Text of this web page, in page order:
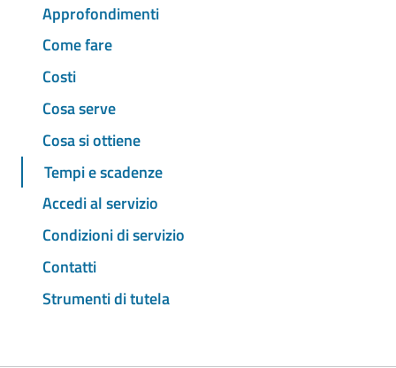
Approfondimenti
Come fare
Costi
Cosa serve
Cosa si ottiene
Tempi e scadenze
Accedi al servizio
Condizioni di servizio
Contatti
Strumenti di tutela